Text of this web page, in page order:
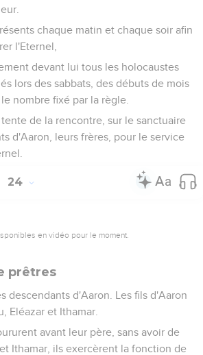
chaque matin et chaque soir afin
l'Eternel,
devant lui tous les holocaustes
lors des sabbats, des débuts de mois
nombre fixé par la règle.
de la rencontre, sur le sanctuaire
d'Aaron, leurs frères, pour le service
24
en vidéo pour le moment.
prêtres
descendants d'Aaron. Les fils d'Aaron
Eléazar et Ithamar.
avant leur père, sans avoir de
Ithamar, ils exercèrent la fonction de